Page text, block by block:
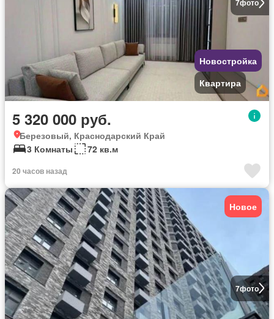
7фото
Новостройка
Квартира
5 320 000 руб.
Березовый, Краснодарский Край
3 Комнаты
72 кв.м
20 часов назад
7фото
Новое